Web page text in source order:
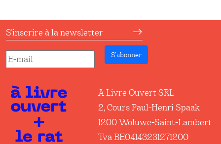
S'inscrire à la newsletter
S’abonner
A Livre Ouvert SRL
2, Cours Paul-Henri Spaak
1200 Woluwe-Saint-Lambert
Tva BE04143231271200